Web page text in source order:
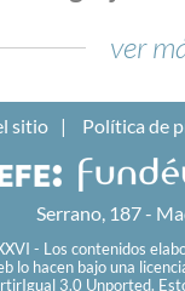
ver
sitio Política de
Serrano, 187 -
- Los contenidos
lo hacen bajo una
3.0 Unported.